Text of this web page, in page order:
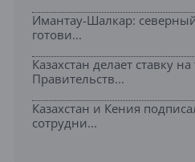
Имантау-Шалкар: северный
готови...
Казахстан делает ставку
Правительств...
Казахстан и Кения
сотрудни...